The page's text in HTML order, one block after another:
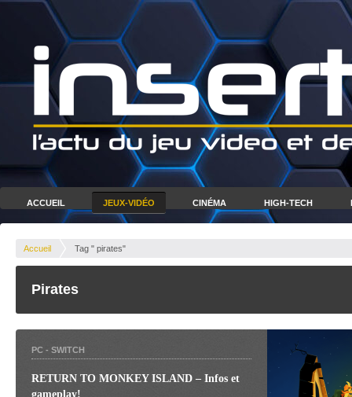
ACCUEIL JEUX-VIDÉO CINÉMA HIGH-TECH
Accueil Tag " pirates"
Pirates
PC - SWITCH
RETURN TO MONKEY ISLAND – Infos et
gameplay!